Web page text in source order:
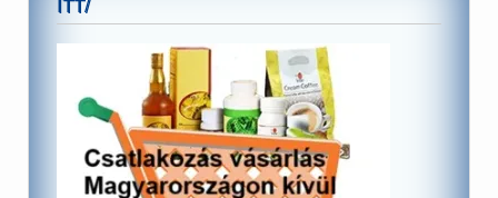
ITT/